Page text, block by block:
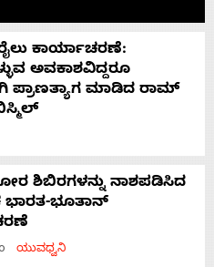
ಕಾರ್ಯಾಚರಣೆ:
ಅವಕಾಶವಿದ್ದರೂ
ಪ್ರಾಣತ್ಯಾಗ ಮಾಡಿದ ರಾಮ್
ಶಿಬಿರಗಳನ್ನು ನಾಶಪಡಿಸಿದ
ಭಾರತ-ಭೂತಾನ್
ಯುವಧ್ವನಿ